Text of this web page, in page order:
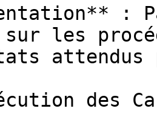
:
les
attendus
des